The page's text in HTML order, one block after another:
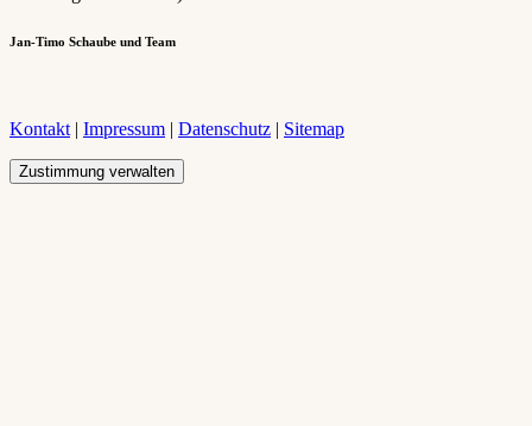
Jan-Timo Schaube und Team
Kontakt | Impressum | Datenschutz | Sitemap
Zustimmung verwalten